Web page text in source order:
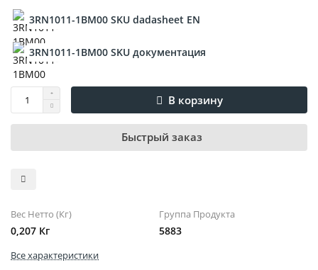
3RN1011-1BM00 SKU dadasheet EN
3RN1011-1BM00 SKU документация
В корзину
Быстрый заказ
Вес Нетто (Кг)
0,207 Кг
Группа Продукта
5883
Все характеристики